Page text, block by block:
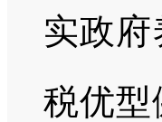
实政
税优型